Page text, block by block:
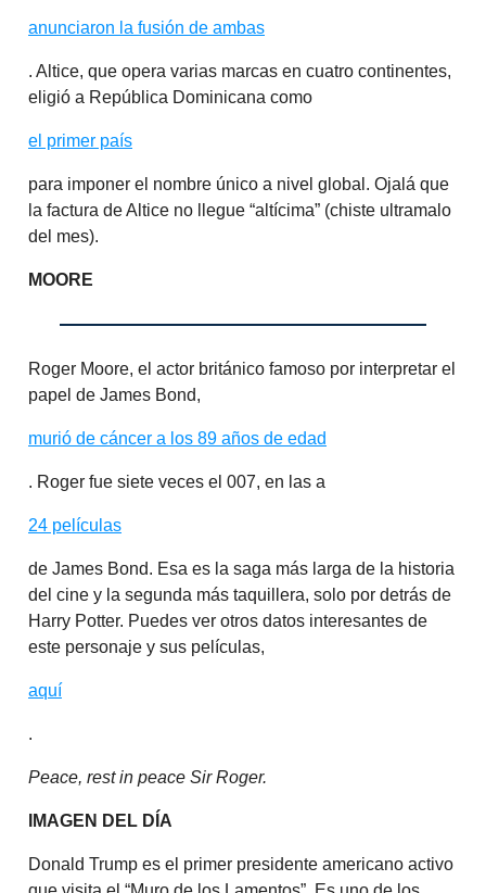
anunciaron la fusión de ambas
. Altice, que opera varias marcas en cuatro continentes,
eligió a República Dominicana como
el primer país
para imponer el nombre único a nivel global. Ojalá que
la factura de Altice no llegue “altícima” (chiste ultramalo
del mes).
MOORE
Roger Moore, el actor británico famoso por interpretar el
papel de James Bond,
murió de cáncer a los 89 años de edad
. Roger fue siete veces el 007, en las a
24 películas
de James Bond. Esa es la saga más larga de la historia
del cine y la segunda más taquillera, solo por detrás de
Harry Potter. Puedes ver otros datos interesantes de
este personaje y sus películas,
aquí
.
Peace, rest in peace Sir Roger.
IMAGEN DEL DÍA
Donald Trump es el primer presidente americano activo